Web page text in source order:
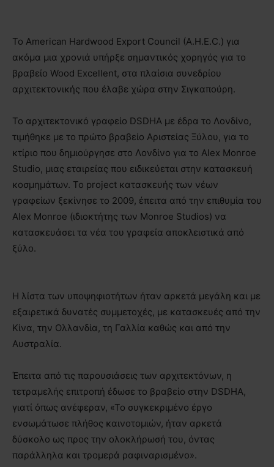
Το American Hardwood Export Council (A.H.E.C.) για
ακόμα μια χρονιά υπήρξε σημαντικός χορηγός για το
βραβείο Wood Excellent, στα πλαίσια συνεδρίου
αρχιτεκτονικής που έλαβε χώρα στην Σιγκαπούρη.
Το αρχιτεκτονικό γραφείο DSDHA με έδρα το Λονδίνο,
τιμήθηκε με το πρώτο βραβείο Αριστείας Ξύλου, για το
κτίριο που δημιούργησε στο Λονδίνο για το Alex Monroe
Studio, μιας εταιρείας που ειδικεύεται στην κατασκευή
κοσμημάτων. Το project κατασκευής των νέων
γραφείων ξεκίνησε το 2009, έπειτα από την επιθυμία του
Alex Monroe (ιδιοκτήτης των Monroe Studios) να
κατασκευάσει τα νέα του γραφεία αποκλειστικά από
ξύλο.
Η λίστα των υποψηφιοτήτων ήταν αρκετά μεγάλη και με
εξαιρετικά δυνατές συμμετοχές, με κατασκευές από την
Κίνα, την Ολλανδία, τη Γαλλία καθώς και από την
Αυστραλία.
Έπειτα από τις παρουσιάσεις των αρχιτεκτόνων, η
τετραμελής επιτροπή έδωσε το βραβείο στην DSDHA,
γιατί όπως ανέφεραν, «Το συγκεκριμένο έργο
ενσωμάτωσε πλήθος καινοτομιών, ήταν αρκετά
δύσκολο ως προς την ολοκλήρωσή του, όντας
παράλληλα και τρομερά ραφιναρισμένο».